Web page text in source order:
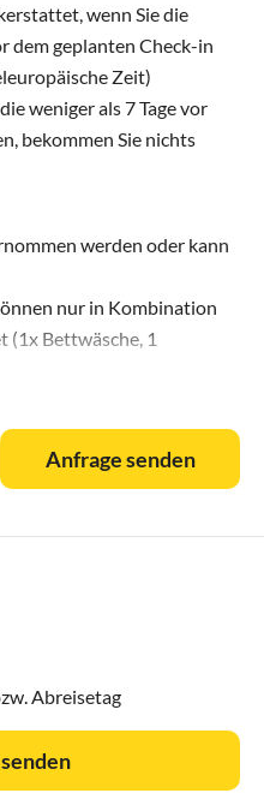
wenn Sie die
dem geplanten Check-in
Zeit)
weniger als 7 Tage vor
bekommen Sie nichts
werden oder kann
nur in Kombination
(1x Bettwäsche, 1
Anfrage senden
Abreisetag